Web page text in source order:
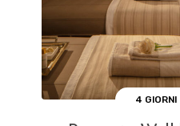
4 GIORNI